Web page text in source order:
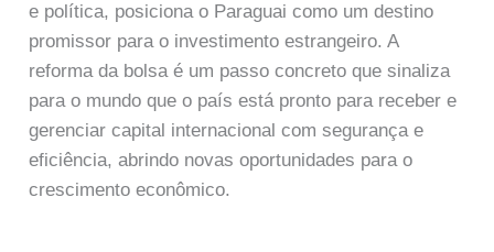
e política, posiciona o Paraguai como um destino
promissor para o investimento estrangeiro. A
reforma da bolsa é um passo concreto que sinaliza
para o mundo que o país está pronto para receber e
gerenciar capital internacional com segurança e
eficiência, abrindo novas oportunidades para o
crescimento econômico.